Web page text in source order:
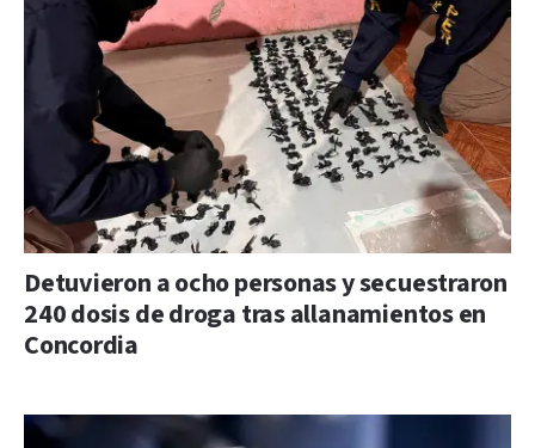
Detuvieron a ocho personas y secuestraron
240 dosis de droga tras allanamientos en
Concordia